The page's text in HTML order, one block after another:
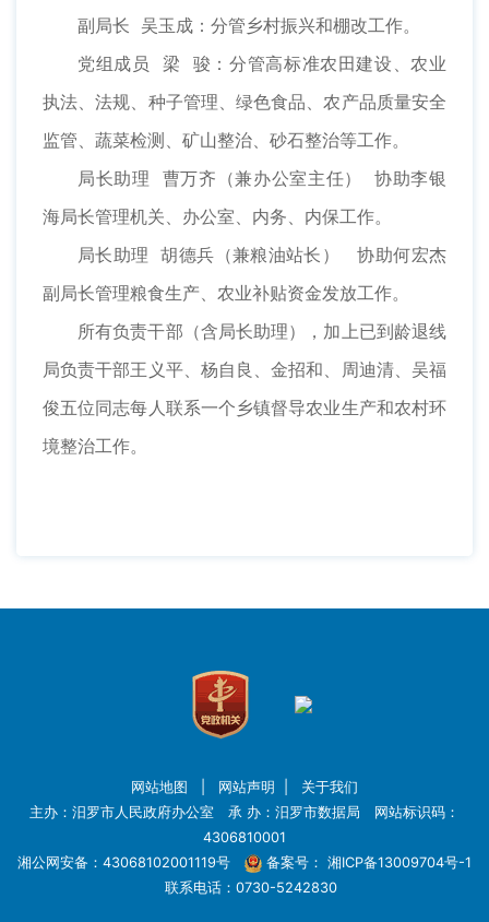
副局长 吴玉成：分管乡村振兴和棚改工作。
党组成员 梁 骏：分管高标准农田建设、农业
执法、法规、种子管理、绿色食品、农产品质量安全
监管、蔬菜检测、矿山整治、砂石整治等工作。
局长助理 曹万齐（兼办公室主任） 协助李银
海局长管理机关、办公室、内务、内保工作。
局长助理 胡德兵（兼粮油站长） 协助何宏杰
副局长管理粮食生产、农业补贴资金发放工作。
所有负责干部（含局长助理），加上已到龄退线
局负责干部王义平、杨自良、金招和、周迪清、吴福
俊五位同志每人联系一个乡镇督导农业生产和农村环
境整治工作。
网站地图 网站声明
关于我们
主办：汨罗市人民政府办公室 承 办：汨罗市数据局 网站标识码：
4306810001
湘公网安备：43068102001119号
备案号： 湘ICP备13009704号-1
联系电话：0730-5242830